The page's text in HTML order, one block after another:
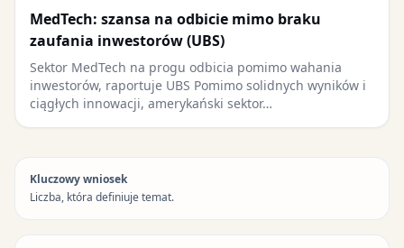
MedTech: szansa na odbicie mimo braku
zaufania inwestorów (UBS)
Sektor MedTech na progu odbicia pomimo wahania
inwestorów, raportuje UBS Pomimo solidnych wyników i
ciągłych innowacji, amerykański sektor…
Kluczowy wniosek
Liczba, która definiuje temat.